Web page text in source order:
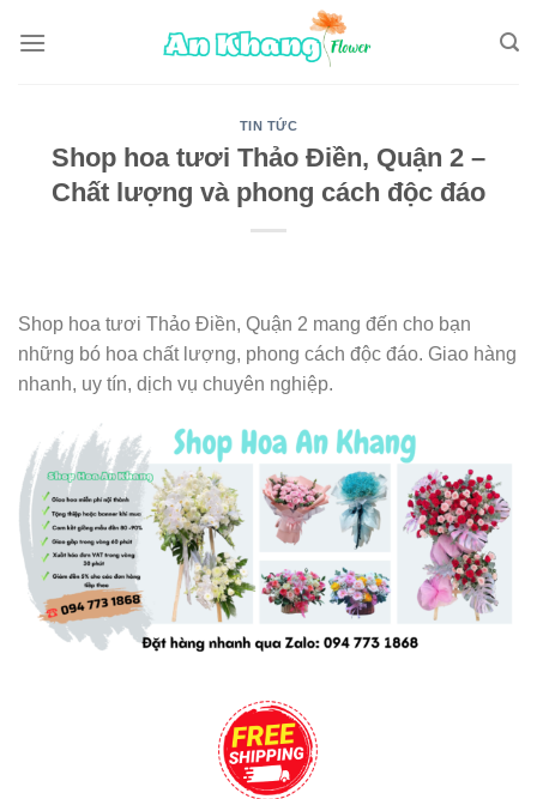
TIN TỨC
Shop hoa tươi Thảo Điền, Quận 2 –
Chất lượng và phong cách độc đáo
Shop hoa tươi Thảo Điền, Quận 2 mang đến cho bạn
những bó hoa chất lượng, phong cách độc đáo. Giao hàng
nhanh, uy tín, dịch vụ chuyên nghiệp.